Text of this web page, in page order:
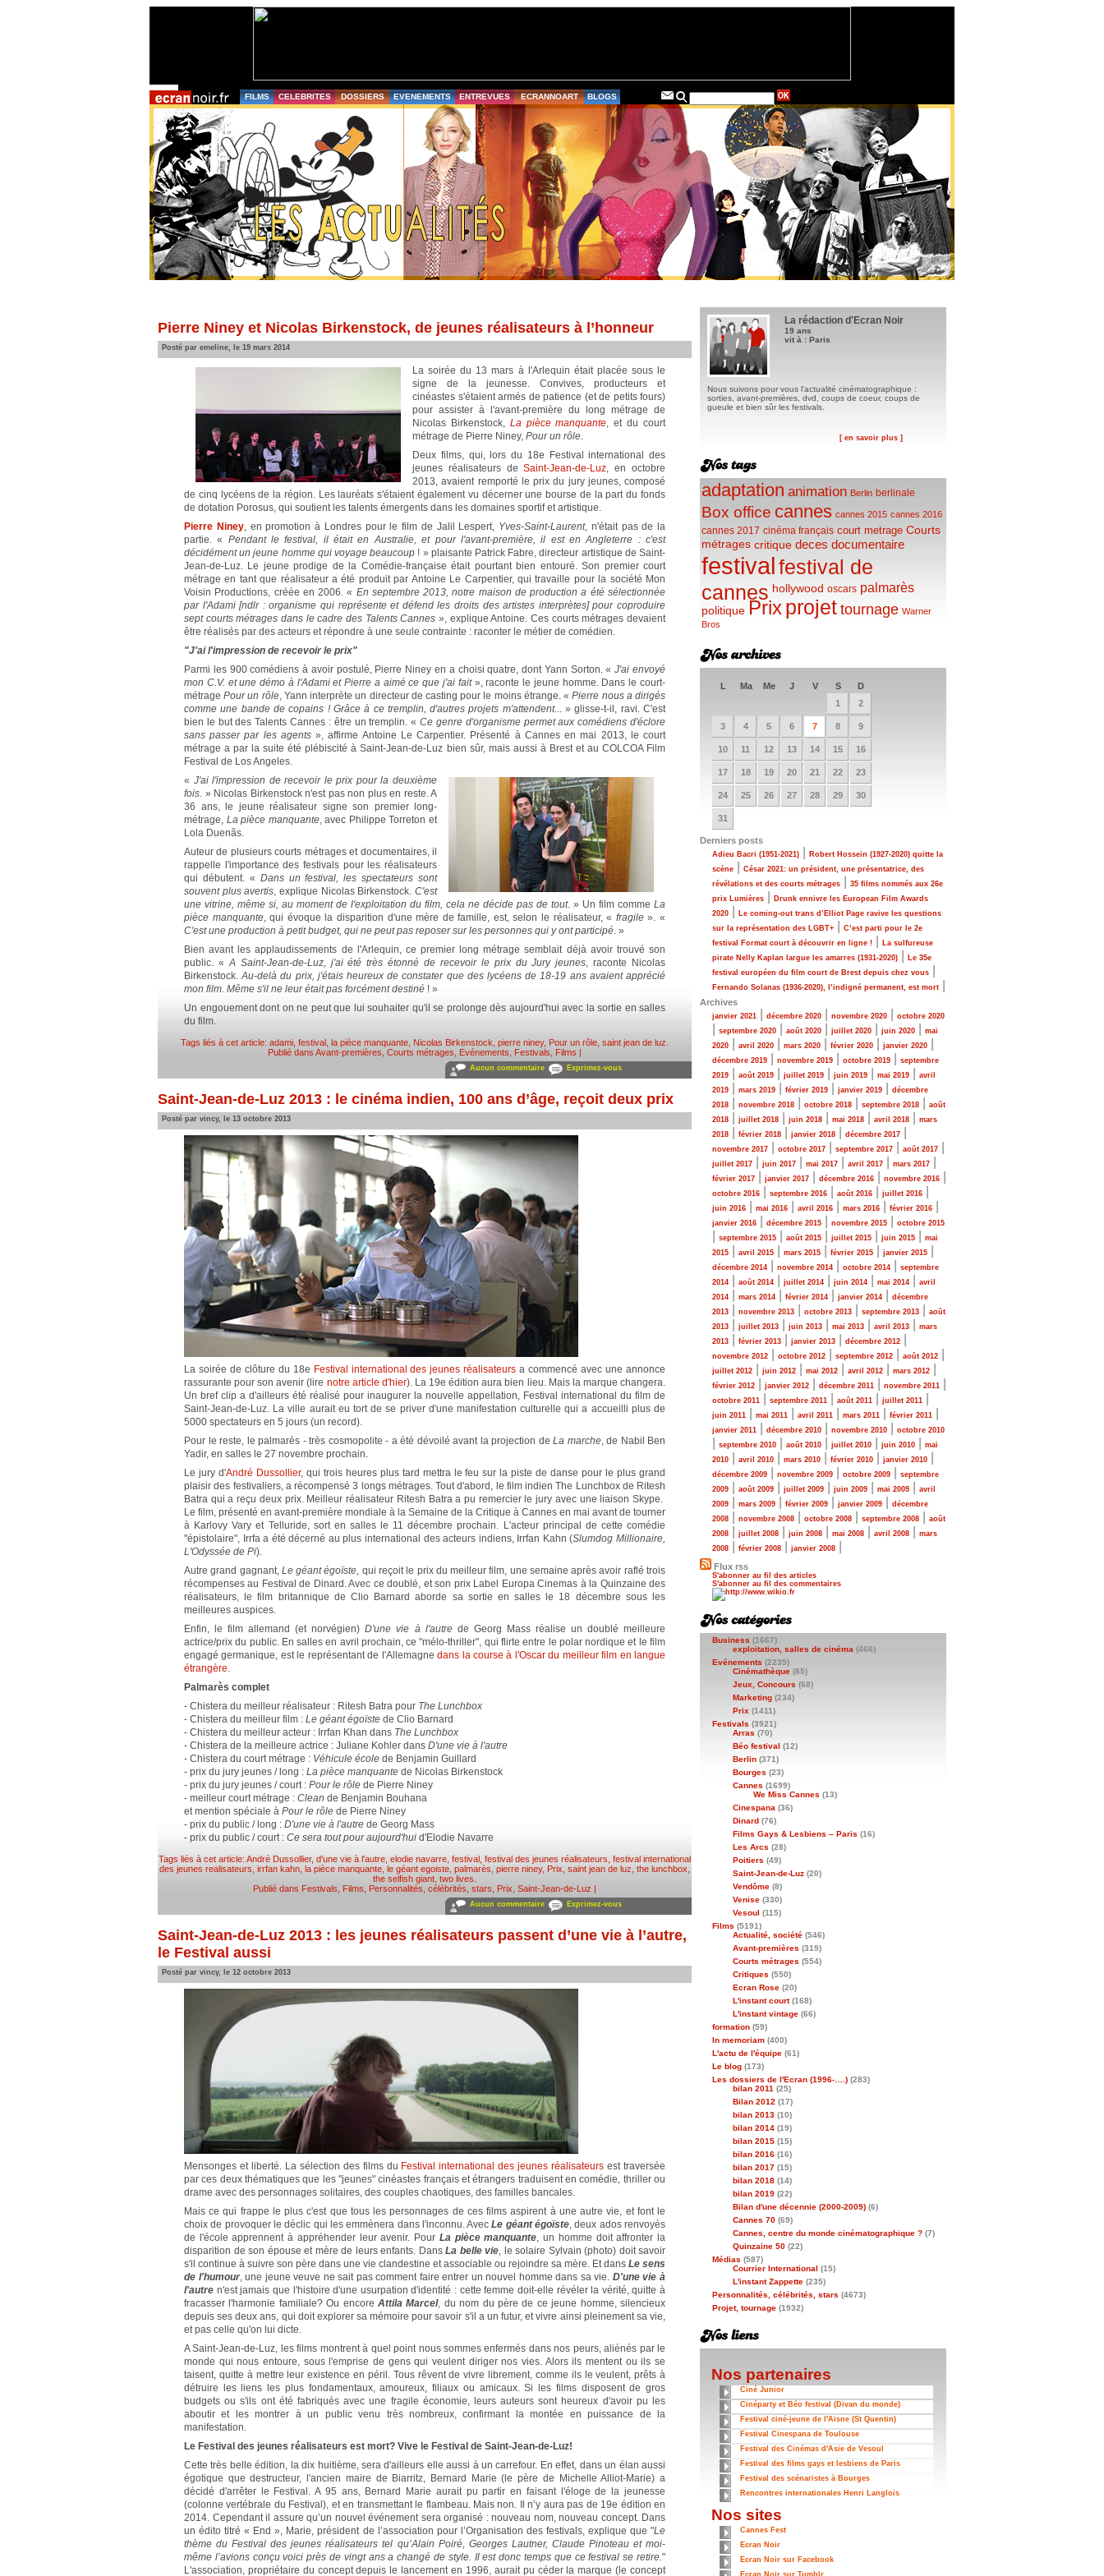
FILMS CELEBRITES DOSSIERS EVENEMENTS ENTREVUES ECRANNOART BLOGS
Pierre Niney et Nicolas Birkenstock, de jeunes réalisateurs à l’honneur
Posté par emeline, le 19 mars 2014
La soirée du 13 mars à l'Arlequin était placée sous le
signe de la jeunesse. Convives, producteurs et
cinéastes s'étaient armés de patience (et de petits fours)
pour assister à l'avant-première du long métrage de
Nicolas Birkenstock, La pièce manquante, et du court
métrage de Pierre Niney, Pour un rôle.
Deux films, qui, lors du 18e Festival international des
jeunes réalisateurs deSaint-Jean-de-Luz, en octobre
2013, avaient remporté le prix du jury jeunes, composé
de cinq lycéens de la région. Les lauréats s'étaient également vu décerner une bourse de la part du fonds
de dotation Porosus, qui soutient les talents émergents dans les domaines sportif et artistique.
Pierre Niney, en promotion à Londres pour le film de Jalil Lespert, Yves-Saint-Laurent, n'était pas de la
partie. « Pendant le festival, il était en Australie, et pour l'avant-première, il est en Angleterre : c'est
décidément un jeune homme qui voyage beaucoup ! » plaisante Patrick Fabre, directeur artistique de Saint-
Jean-de-Luz. Le jeune prodige de la Comédie-française était pourtant bien entouré. Son premier court
métrage en tant que réalisateur a été produit par Antoine Le Carpentier, qui travaille pour la société Mon
Voisin Productions, créée en 2006. « En septembre 2013, notre maison de production a été sélectionnée
par l'Adami [ndlr : organisme qui représente et défend les droits des artistes interprètes] pour coproduire
sept courts métrages dans le cadre des Talents Cannes », explique Antoine. Ces courts métrages devaient
être réalisés par des acteurs et répondre à une seule contrainte : raconter le métier de comédien.
"J'ai l'impression de recevoir le prix"
Parmi les 900 comédiens à avoir postulé, Pierre Niney en a choisi quatre, dont Yann Sorton. «J'ai envoyé
mon C.V. et une démo à l'Adami et Pierre a aimé ce que j'ai fait», raconte le jeune homme. Dans le court-
métragePour un rôle, Yann interprète un directeur de casting pour le moins étrange. «Pierre nous a dirigés
comme une bande de copains ! Grâce à ce tremplin, d'autres projets m'attendent... » glisse-t-il, ravi. C'est
bien le but des Talents Cannes : être un tremplin. «Ce genre d'organisme permet aux comédiens d'éclore
sans passer par les agents», affirme Antoine Le Carpentier. Présenté à Cannes en mai 2013, le court
métrage a par la suite été plébiscité à Saint-Jean-de-Luz bien sûr, mais aussi à Brest et au COLCOA Film
Festival de Los Angeles.
« J'ai l'impression de recevoir le prix pour la deuxième
fois. » Nicolas Birkenstock n'est pas non plus en reste. A
36 ans, le jeune réalisateur signe son premier long-
métrage, La pièce manquante, avec Philippe Torreton et
Lola Duenãs.
Auteur de plusieurs courts métrages et documentaires, il
rappelle l'importance des festivals pour les réalisateurs
qui débutent. « Dans un festival, les spectateurs sont
souvent plus avertis, explique Nicolas Birkenstock.C'est
une vitrine, même si, au moment de l'exploitation du film, cela ne décide pas de tout. » Un film comme La
pièce manquante, qui évoque la disparition d'une mère de famille, est, selon le réalisateur, « fragile». «
C'est une production à petit budget, qui ne peut pas reposer sur les personnes qui y ont participé. »
Bien avant les applaudissements de l'Arlequin, ce premier long métrage semblait déjà avoir trouvé son
public. «A Saint-Jean-de-Luz, j'ai été très étonné de recevoir le prix du Jury jeunes, raconte Nicolas
Birkenstock.Au-delà du prix, j'étais heureux de constater que des lycéens de 18-19 ans avaient apprécié
mon film. Même s'il ne leur était pas forcément destiné ! »
Un engouement dont on ne peut que lui souhaiter qu'il se prolonge dès aujourd'hui avec la sortie en salles
du film.
Tags liés à cet article: adami festival la pièce manquante Nicolas Birkenstock pierre niney, Pour un rôle saint jean de luz
Publié dans Avant-premières Courts métrages Evénements Festivals Films |
Aucun commentaire Exprimez-vous
Saint-Jean-de-Luz 2013 : le cinéma indien, 100 ans d’âge, reçoit deux prix
Posté par vincy, le 13 octobre 2013
La soirée de clôture du 18e Festival international des jeunes réalisateurs a commencé avec une annonce
rassurante pour son avenir (lire notre article d'hier). La 19e édition aura bien lieu. Mais la marque changera.
Un bref clip a d'ailleurs été réalisé pour inaugurer la nouvelle appellation, Festival international du film de
Saint-Jean-de-Luz. La ville aurait eu tort de se priver d'une manifestation culturelle qui a accueilli plus de
5000 spectateurs en 5 jours (un record).
Pour le reste, le palmarès - très cosmopolite - a été dévoilé avant la projection de La marche, de Nabil Ben
Yadir, en salles le 27 novembre prochain.
Le jury d'André Dussollier, qui trois heures plus tard mettra le feu sur la piste de danse pour le plus grand
plaisir des festivaliers, a récompensé 3 longs métrages. Tout d'abord, le film indien The Lunchbox de Ritesh
Batra qui a reçu deux prix. Meilleur réalisateur Ritesh Batra a pu remercier le jury avec une liaison Skype.
Le film, présenté en avant-première mondiale à la Semaine de la Critique à Cannes en mai avant de tourner
à Karlovy Vary et Telluride, sort en salles le 11 décembre prochain. L'acteur principal de cette comédie
"épistolaire", Irrfa a été décerné au plus international des acteurs indiens, Irrfan Kahn (Slumdog Millionaire,
L'Odyssée de Pi).
Autre grand gagnant, Le géant égoïste, qui reçoit le prix du meilleur film, une semaine après avoir raflé trois
récompenses au Festival de Dinard. Avec ce doublé, et son prix Label Europa Cinemas à la Quinzaine des
réalisateurs, le film britannique de Clio Barnard aborde sa sortie en salles le 18 décembre sous les
meilleures auspices.
Enfin, le film allemand (et norvégien)D'une vie à l'autrede Georg Mass réalise un doublé meilleure
actrice/prix du public. En salles en avril prochain, ce "mélo-thriller", qui flirte entre le polar nordique et le film
engagé germanique, est le représentant de l'Allemagnedans la course à l'Oscar du meilleur film en langue
étrangère.
Palmarès complet
- Chistera du meilleur réalisateur : Ritesh Batra pour The Lunchbox
- Chistera du meilleur film : Le géant égoïste de Clio Barnard
- Chistera du meilleur acteur : Irrfan Khan dans The Lunchbox
- Chistera de la meilleure actrice : Juliane Kohler dans D'une vie à l'autre
- Chistera du court métrage : Véhicule école de Benjamin Guillard
- prix du jury jeunes / long : La pièce manquante de Nicolas Birkenstock
- prix du jury jeunes / court : Pour le rôle de Pierre Niney
- meilleur court métrage : Clean de Benjamin Bouhana
et mention spéciale à Pour le rôle de Pierre Niney
- prix du public / long : D'une vie à l'autre de Georg Mass
- prix du public / court : Ce sera tout pour aujourd'hui d'Elodie Navarre
Tags liés à cet article: André Dussollier, d'une vie à l'autre elodie navarre festival festival des jeunes réalisateurs festival international
des jeunes realisateurs irrfan kahn la pièce manquante le géant egoiste palmarès pierre niney, Prix saint jean de luz the lunchbox
the selfish giant two lives
Publié dans Festivals Films Personnalités, célébrités, stars Prix Saint-Jean-de-Luz |
Aucun commentaire Exprimez-vous
Saint-Jean-de-Luz 2013 : les jeunes réalisateurs passent d’une vie à l’autre,
le Festival aussi
Posté par vincy, le 12 octobre 2013
Mensonges et liberté. La sélection des films du Festival international des jeunes réalisateurs est traversée
par ces deux thématiques que les "jeunes" cinéastes français et étrangers traduisent en comédie, thriller ou
drame avec des personnages solitaires, des couples chaotiques, des familles bancales.
Mais ce qui frappe le plus c'est que tous les personnages de ces films aspirent à une autre vie, et font le
choix de provoquer le déclic qui les emmènera dans l'inconnu. AvecLe géant égoïste, deux ados renvoyés
de l'école apprennent à appréhender leur avenir. Pour La pièce manquante, un homme doit affronter la
disparition de son épouse et mère de leurs enfants. Dans La belle vie, le solaire Sylvain (photo) doit savoir
s'il continue à suivre son père dans une vie clandestine et associable ou rejoindre sa mère. Et dans Le sens
de l'humour, une jeune veuve ne sait pas comment faire entrer un nouvel homme dans sa vie. D'une vie à
l'autre n'est jamais que l'histoire d'une usurpation d'identité : cette femme doit-elle révéler la vérité, quitte à
fracasser l'harmonie familiale? Ou encore Attila Marcel, du nom du père de ce jeune homme, silencieux
depuis ses deux ans, qui doit explorer sa mémoire pour savoir s'il a un futur, et vivre ainsi pleinement sa vie,
et pas celle qu'on lui dicte.
A Saint-Jean-de-Luz, les films montrent à quel point nous sommes enfermés dans nos peurs, aliénés par le
monde qui nous entoure, sous l'emprise de gens qui veulent diriger nos vies. Alors ils mentent ou ils se
taisent, quitte à mettre leur existence en péril. Tous rêvent de vivre librement, comme ils le veulent, prêts à
détruire les liens les plus fondamentaux, amoureux, filiaux ou amicaux. Si les films disposent de gros
budgets ou s'ils ont été fabriqués avec une fragile économie, leurs auteurs sont heureux d'avoir pu les
aboutir et les montrer à un public venu très nombreux, confirmant la montée en puissance de la
manifestation.
Le Festival des jeunes réalisateurs est mort? Vive le Festival de Saint-Jean-de-Luz!
Cette très belle édition, la dix huitième, sera d'ailleurs elle aussi à un carrefour. En effet, dans un élan aussi
égotique que destructeur, l'ancien maire de Biarritz, Bernard Marie (le père de Michelle Alliot-Marie) a
décidé d'arrêter le Festival. A 95 ans, Bernard Marie aurait pu partir en faisant l'éloge de la jeunesse
(colonne vertébrale du Festival), et en transmettant le flambeau. Mais non. Il n’y aura pas de 19e édition en
2014. Cependant il assure qu’un nouvel événement sera organisé : nouveau nom, nouveau concept. Dans
un édito titré « End », Marie, président de l’association pour l’Organisation des festivals, explique que "Le
thème du Festival des jeunes réalisateurs tel qu’Alain Poiré, Georges Lautner, Claude Pinoteau et moi-
même l’avions conçu voici près de vingt ans a changé de style. Il est donc temps que ce festival se retire."
L'association, propriétaire du concept depuis le lancement en 1996, aurait pu céder la marque (le concept
La rédaction d'Ecran Noir
19 ans
vit à : Paris
Nous suivons pour vous l'actualité cinématographique :
sorties, avant-premières, dvd, coups de coeur, coups de
gueule et bien sûr les festivals.
[ en savoir plus ]
adaptation animation Berlin berlinale
Box office cannes cannes 2015 cannes 2016
cannes 2017 cinéma français court metrage Courts
métrages critique deces documentaire
festivalfestival de
cannes hollywood oscars palmarès
politique Prixprojet tournage Warner
Bros
L Ma Me J V S
D
1
2
3 4 5 6 7 8 9
10 11 12 13 14 15 16
17 18 19 20 21 22 23
24 25 26 27 28 29 30
31
Derniers posts
Adieu Bacri (1951-2021)
Robert Hossein (1927-2020) quitte la
scène
César 2021: un président, une présentatrice, des
révélations et des courts métrages
35 films nommés aux 26e
prix Lumières
Drunk ennivre les European Film Awards
2020
Le coming-out trans d’Elliot Page ravive les questions
sur la représentation des LGBT+
C’est parti pour le 2e
festival Format court à découvrir en ligne !
La sulfureuse
pirate Nelly Kaplan largue les amarres (1931-2020)
Le 35e
festival européen du film court de Brest depuis chez vous
Fernando Solanas (1936-2020), l’indigné permanent, est mort
Archives
janvier 2021 décembre 2020 novembre 2020 octobre 2020
septembre 2020 août 2020 juillet 2020 juin 2020
mai
2020
avril 2020 mars 2020 février 2020 janvier 2020
décembre 2019 novembre 2019 octobre 2019
septembre
2019
août 2019 juillet 2019 juin 2019 mai 2019
avril
2019
mars 2019 février 2019 janvier 2019
décembre
2018
novembre 2018 octobre 2018 septembre 2018
août
2018
juillet 2018 juin 2018 mai 2018 avril 2018
mars
2018
février 2018 janvier 2018 décembre 2017
novembre 2017 octobre 2017 septembre 2017 août 2017
juillet 2017 juin 2017 mai 2017 avril 2017 mars 2017
février 2017 janvier 2017 décembre 2016 novembre 2016
octobre 2016 septembre 2016 août 2016 juillet 2016
juin 2016 mai 2016 avril 2016 mars 2016 février 2016
janvier 2016 décembre 2015 novembre 2015 octobre 2015
septembre 2015 août 2015 juillet 2015 juin 2015
mai
2015
avril 2015 mars 2015 février 2015 janvier 2015
décembre 2014 novembre 2014 octobre 2014
septembre
2014
août 2014 juillet 2014 juin 2014 mai 2014
avril
2014
mars 2014 février 2014 janvier 2014
décembre
2013
novembre 2013 octobre 2013 septembre 2013
août
2013
juillet 2013 juin 2013 mai 2013 avril 2013
mars
2013
février 2013 janvier 2013 décembre 2012
novembre 2012 octobre 2012 septembre 2012 août 2012
juillet 2012 juin 2012 mai 2012 avril 2012 mars 2012
février 2012 janvier 2012 décembre 2011 novembre 2011
octobre 2011 septembre 2011 août 2011 juillet 2011
juin 2011 mai 2011 avril 2011 mars 2011 février 2011
janvier 2011 décembre 2010 novembre 2010 octobre 2010
septembre 2010 août 2010 juillet 2010 juin 2010
mai
2010
avril 2010 mars 2010 février 2010 janvier 2010
décembre 2009 novembre 2009 octobre 2009
septembre
2009
août 2009 juillet 2009 juin 2009 mai 2009
avril
2009
mars 2009 février 2009 janvier 2009
décembre
2008
novembre 2008 octobre 2008 septembre 2008
août
2008
juillet 2008 juin 2008 mai 2008 avril 2008
mars
2008
février 2008 janvier 2008
Flux rss
S'abonner au fil des articles
S'abonner au fil des commentaires
Business (1667)
exploitation, salles de cinéma (466)
Evénements (2235)
Cinémathèque (85)
Jeux, Concours (68)
Marketing (234)
Prix (1411)
Festivals (3921)
Arras (70)
Béo festival (12)
Berlin (371)
Bourges (23)
Cannes (1699)
We Miss Cannes (13)
Cinespana (36)
Dinard (76)
Films Gays & Lesbiens – Paris (16)
Les Arcs (28)
Poitiers (49)
Saint-Jean-de-Luz (20)
Vendôme (8)
Venise (330)
Vesoul (115)
Films (5191)
Actualité, société (546)
Avant-premières (319)
Courts métrages (554)
Critiques (550)
Ecran Rose (20)
L'instant court(168)
L'instant vintage (66)
formation (59)
In memoriam (400)
L'actu de l'équipe (61)
Le blog (173)
Les dossiers de l'Ecran (1996-….) (283)
bilan 2011 (25)
Bilan 2012 (17)
bilan 2013 (10)
bilan 2014 (19)
bilan 2015 (15)
bilan 2016 (16)
bilan 2017 (15)
bilan 2018 (14)
bilan 2019 (22)
Bilan d'une décennie (2000-2009) (6)
Cannes 70 (69)
Cannes, centre du monde cinématographique ? (7)
Quinzaine 50 (22)
Médias (587)
Courrier International (15)
L'instant Zappette (235)
Personnalités, célébrités, stars (4673)
Projet, tournage (1932)
Nos partenaires
Ciné Junior
Cinéparty et Béo festival (Divan du monde)
Festival ciné-jeune de l'Aisne (St Quentin)
Festival Cinespana de Toulouse
Festival des Cinémas d'Asie de Vesoul
Festival des films gays et lesbiens de Paris
Festival des scénaristes à Bourges
Rencontres internationales Henri Langlois
Nos sites
Cannes Fest
Ecran Noir
Ecran Noir sur Facebook
Ecran Noir sur Tumblr